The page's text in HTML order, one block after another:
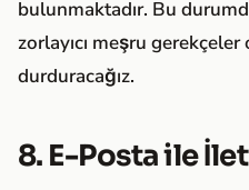
bulunmaktadır. Bu
zorlayıcı meşru
durduracağız.
8. E-Posta ile